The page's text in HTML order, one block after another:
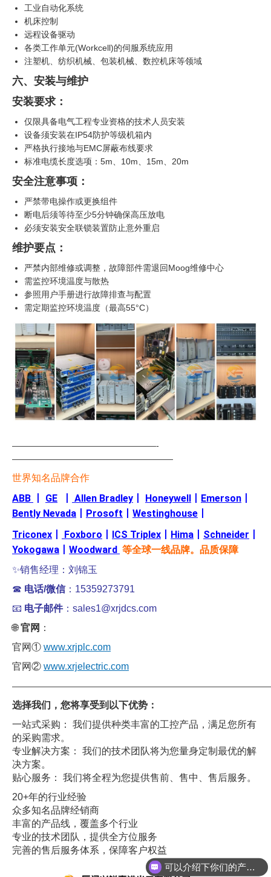
工业自动化系统
机床控制
远程设备驱动
各类工作单元(Workcell)的伺服系统应用
注塑机、纺织机械、包装机械、数控机床等领域
六、安装与维护
安装要求：
仅限具备电气工程专业资格的技术人员安装
设备须安装在IP54防护等级机箱内
严格执行接地与EMC屏蔽布线要求
标准电缆长度选项：5m、10m、15m、20m
安全注意事项：
严禁带电操作或更换组件
断电后须等待至少5分钟确保高压放电
必须安装安全联锁装置防止意外重启
维护要点：
严禁内部维修或调整，故障部件需退回Moog维修中心
需监控环境温度与散热
参照用户手册进行故障排查与配置
需定期监控环境温度（最高55°C）
—————————————————-
———————————————————
世界知名品牌合作
ABB GE Allen Bradley Honeywell Emerson
Bently Nevada
Prosoft Westinghouse
Triconex
Foxboro ICS Triplex Hima Schneider
Yokogawa
Woodward 等全球一线品牌。品质保障
✨销售经理：刘锦玉
☎ 电话/微信：15359273791
📧 电子邮件：sales1@xrjdcs.com
🌐官网 ：
官网① www.xrjplc.com
官网② www.xrjelectric.com
选择我们，您将享受到以下优势：
一站式采购： 我们提供种类丰富的工控产品，满足您所有
的采购需求。
专业解决方案： 我们的技术团队将为您量身定制最优的解
决方案。
贴心服务： 我们将全程为您提供售前、售中、售后服务。
20+年的行业经验
众多知名品牌经销商
丰富的产品线，覆盖多个行业
专业的技术团队，提供全方位服务
完善的售后服务体系，保障客户权益
你们是怎么收费的呢